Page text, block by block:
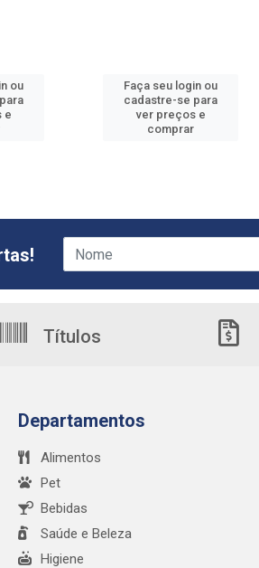
ou
e
Faça seu login ou
cadastre-se para
ver preços e
comprar
Títulos
Departamentos
Alimentos
Pet
Bebidas
Saúde e Beleza
Higiene